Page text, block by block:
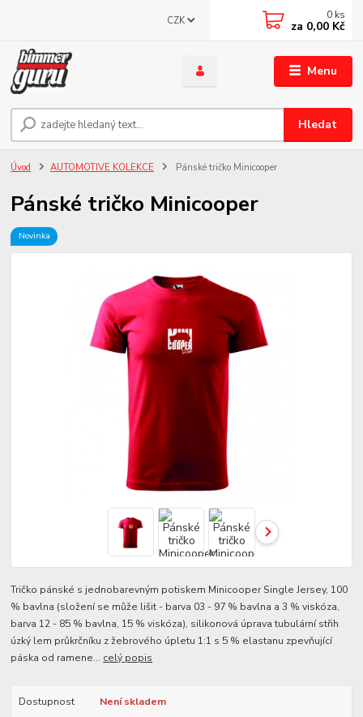
Menu
CZK
Hledat
0 ks
za 0,00 Kč
Úvod AUTOMOTIVE KOLEKCE Pánské tričko Minicooper
Pánské tričko Minicooper
Novinka
Tričko pánské s jednobarevným potiskem Minicooper Single Jersey, 100
% bavlna (složení se může lišit - barva 03 - 97 % bavlna a 3 % viskóza,
barva 12 - 85 % bavlna, 15 % viskóza), silikonová úprava tubulární střih
úzký lem průkrčníku z žebrového úpletu 1:1 s 5 % elastanu zpevňující
páska od ramene... celý popis
Dostupnost
Není skladem